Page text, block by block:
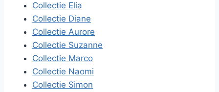
Collectie Elia
Collectie Diane
Collectie Aurore
Collectie Suzanne
Collectie Marco
Collectie Naomi
Collectie Simon